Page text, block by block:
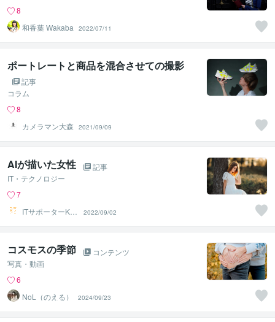
8
和香葉 Wakaba
2022/07/11
ポートレートと商品を混合させての撮影
記事
コラム
8
カメラマン大森
2021/09/09
AIが描いた女性
記事
IT・テクノロジー
7
ITサポーターKU
MA222
2022/09/02
コスモスの季節
コンテンツ
写真・動画
6
NoL（のえる）
2024/09/23